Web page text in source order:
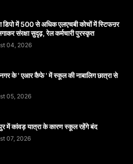
डिपो में 500 से अधिक एलएचबी कोचों में स्टिफऩर
संरक्षा सुदृढ़, रेल कर्मचारी पुरस्कृत
04, 2026
के ' एआर कैफे ' में स्कूल की नाबालिग छात्रा से
05, 2026
में कांवड़ यात्रा के कारण स्कूल रहेंगे बंद
07, 2026